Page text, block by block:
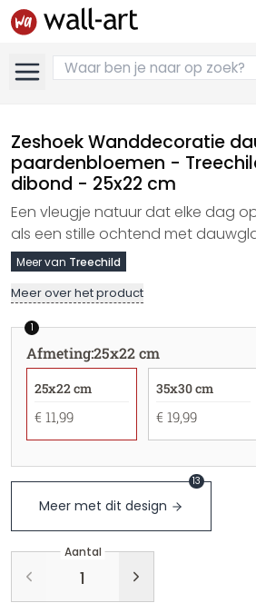
Zeshoek Wanddecoratie
paardenbloemen -
dibond - 25x22 cm
Een vleugje natuur dat elke dag
als een stille ochtend met
Meer van Treechild
Meer over het product
1
Afmeting:25x22 cm
25x22 cm
€ 11,99
35x30 cm
€ 19,99
Meer met dit design
13
Aantal